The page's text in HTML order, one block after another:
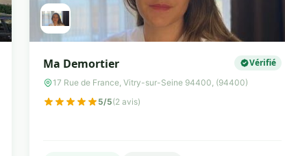
Ma Demortier Vérifié
17 Rue de France, Vitry-sur-Seine 94400, (94400)
5/5(2 avis)